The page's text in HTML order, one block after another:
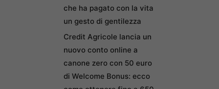
che ha pagato con la vita
un gesto di gentilezza
Credit Agricole lancia un
nuovo conto online a
canone zero con 50 euro
di Welcome Bonus: ecco